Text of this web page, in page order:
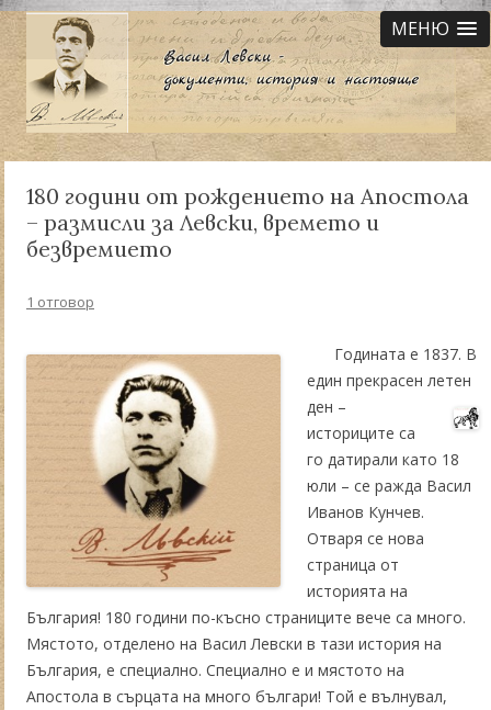
МЕНЮ
180 години от рождението на Апостола
– размисли за Левски, времето и
безвремието
1 отговор
Годината е 1837. В
един прекрасен летен
ден –
историците са
го датирали като 18
юли – се ражда Васил
Иванов Кунчев.
Отваря се нова
страница от
историята на
България! 180 години по-късно страниците вече са много.
Мястото, отделено на Васил Левски в тази история на
България, е специално. Специално е и мястото на
Апостола в сърцата на много българи! Той е вълнувал,